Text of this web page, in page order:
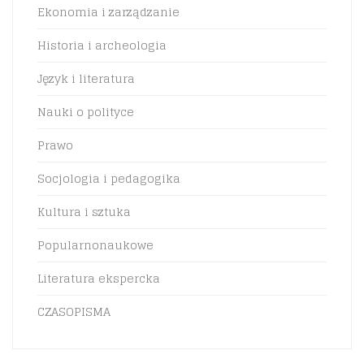
Ekonomia i zarządzanie
Historia i archeologia
Język i literatura
Nauki o polityce
Prawo
Socjologia i pedagogika
Kultura i sztuka
Popularnonaukowe
Literatura ekspercka
CZASOPISMA